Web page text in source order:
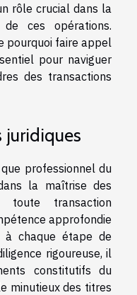
rôle crucial dans la
ces opérations.
pourquoi faire appel
pour naviguer
des transactions
juridiques
professionnel du
la maîtrise des
toute transaction
approfondie
à chaque étape de
rigoureuse, il
constitutifs du
minutieux des titres